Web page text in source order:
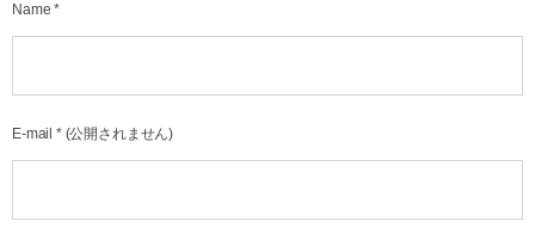
Name *
E-mail *(公開されません)